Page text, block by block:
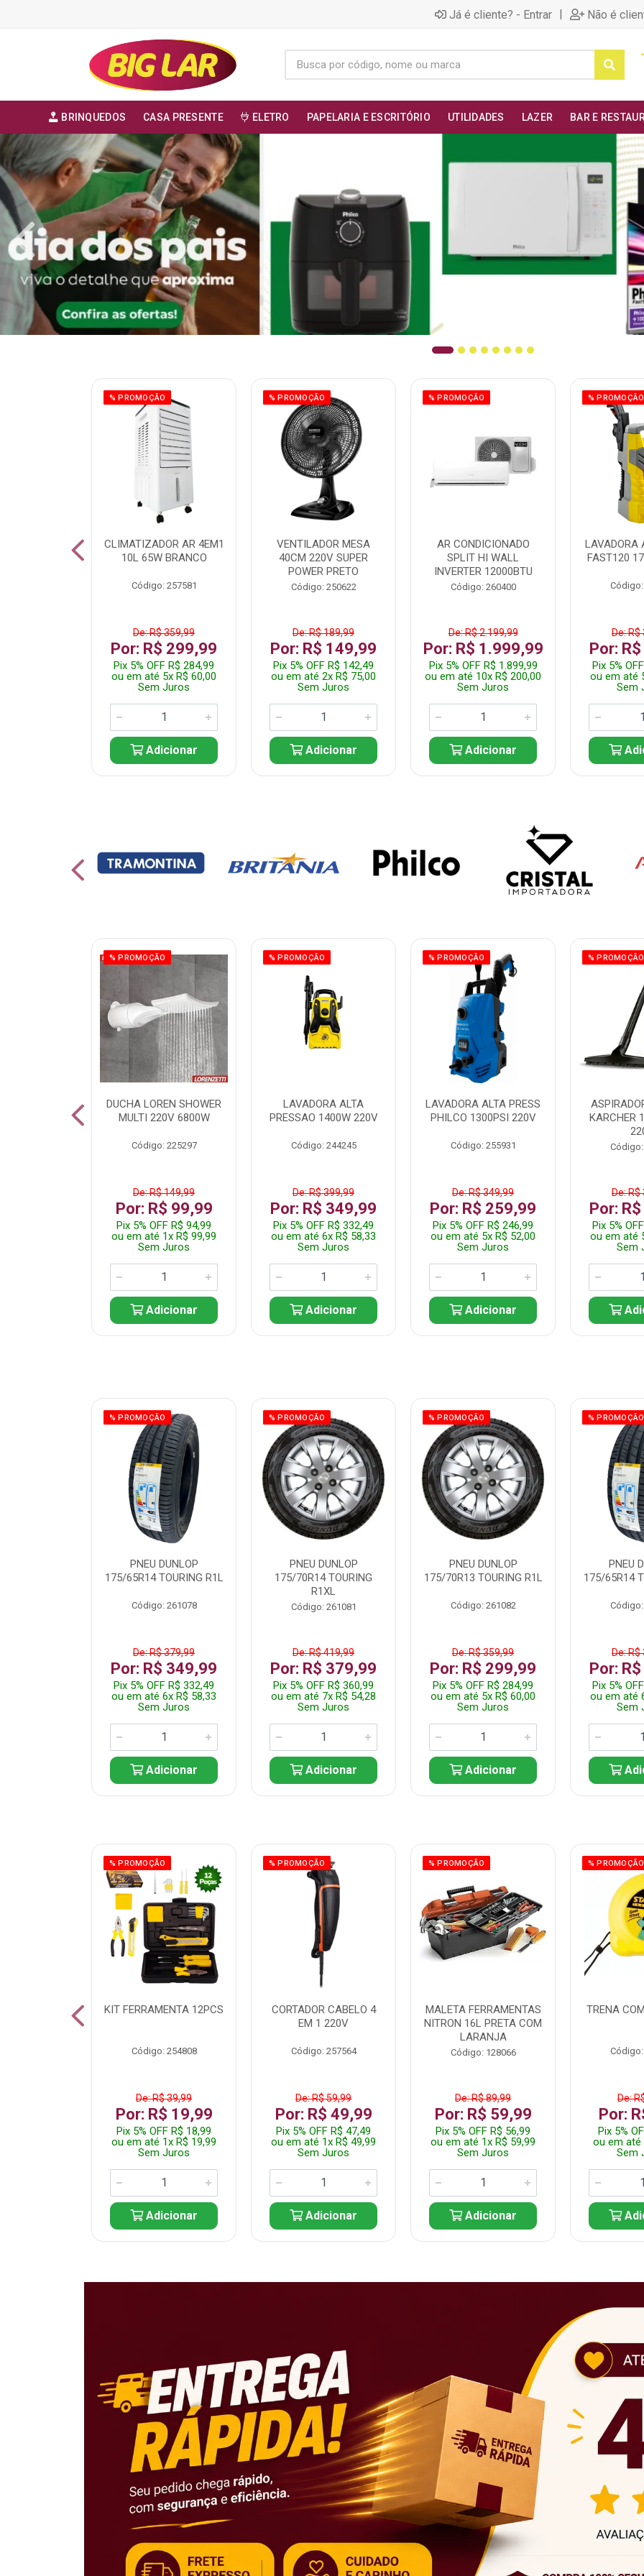
Já é cliente? - Entrar | Não é
BRINQUEDOS CASA PRESENTE ELETRO PAPELARIA E ESCRITÓRIO UTILIDADES LAZER BAR E
% PROMOÇÃO
CLIMATIZADOR AR 4EM1
10L 65W BRANCO
Código: 257581
De: R$ 359,99
Por: R$ 299,99
Pix 5% OFF R$ 284,99
ou em até 5x R$ 60,00
Sem Juros
Adicionar
% PROMOÇÃO
VENTILADOR MESA
40CM 220V SUPER
POWER PRETO
Código: 250622
De: R$ 189,99
Por: R$ 149,99
Pix 5% OFF R$ 142,49
ou em até 2x R$ 75,00
Sem Juros
Adicionar
% PROMOÇÃO
AR CONDICIONADO
SPLIT HI WALL
INVERTER 12000BTU
Código: 260400
De: R$ 2.199,99
Por: R$ 1.999,99
Pix 5% OFF R$ 1.899,99
ou em até 10x R$ 200,00
Sem Juros
Adicionar
% PROMOÇÃO
LAVADORA
FAST120
De: R$
Por:
Pix 5%
ou em até
Sem
% PROMOÇÃO
DUCHA LOREN SHOWER
MULTI 220V 6800W
Código: 225297
De: R$ 149,99
Por: R$ 99,99
Pix 5% OFF R$ 94,99
ou em até 1x R$ 99,99
Sem Juros
Adicionar
% PROMOÇÃO
LAVADORA ALTA
PRESSAO 1400W 220V
Código: 244245
De: R$ 399,99
Por: R$ 349,99
Pix 5% OFF R$ 332,49
ou em até 6x R$ 58,33
Sem Juros
Adicionar
% PROMOÇÃO
LAVADORA ALTA PRESS
PHILCO 1300PSI 220V
Código: 255931
De: R$ 349,99
Por: R$ 259,99
Pix 5% OFF R$ 246,99
ou em até 5x R$ 52,00
Sem Juros
Adicionar
% PROMOÇÃO
KARCHER
De: R$
Por:
Pix 5%
ou em até
Sem
% PROMOÇÃO
PNEU DUNLOP
175/65R14 TOURING R1L
Código: 261078
De: R$ 379,99
Por: R$ 349,99
Pix 5% OFF R$ 332,49
ou em até 6x R$ 58,33
Sem Juros
Adicionar
% PROMOÇÃO
PNEU DUNLOP
175/70R14 TOURING
R1XL
Código: 261081
De: R$ 419,99
Por: R$ 379,99
Pix 5% OFF R$ 360,99
ou em até 7x R$ 54,28
Sem Juros
Adicionar
% PROMOÇÃO
PNEU DUNLOP
175/70R13 TOURING R1L
Código: 261082
De: R$ 359,99
Por: R$ 299,99
Pix 5% OFF R$ 284,99
ou em até 5x R$ 60,00
Sem Juros
Adicionar
% PROMOÇÃO
PNEU
175/65R14
De: R$
Por:
Pix 5%
ou em até
Sem
% PROMOÇÃO
KIT FERRAMENTA 12PCS
Código: 254808
De: R$ 39,99
Por: R$ 19,99
Pix 5% OFF R$ 18,99
ou em até 1x R$ 19,99
Sem Juros
Adicionar
% PROMOÇÃO
CORTADOR CABELO 4
EM 1 220V
Código: 257564
De: R$ 59,99
Por: R$ 49,99
Pix 5% OFF R$ 47,49
ou em até 1x R$ 49,99
Sem Juros
Adicionar
% PROMOÇÃO
MALETA FERRAMENTAS
NITRON 16L PRETA COM
LARANJA
Código: 128066
De: R$ 89,99
Por: R$ 59,99
Pix 5% OFF R$ 56,99
ou em até 1x R$ 59,99
Sem Juros
Adicionar
% PROMOÇÃO
TRENA
De:
Por:
Pix 5%
ou em até
Sem